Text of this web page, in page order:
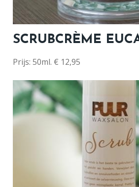
SCRUBCRÈME
Prijs: 50ml. € 12,95